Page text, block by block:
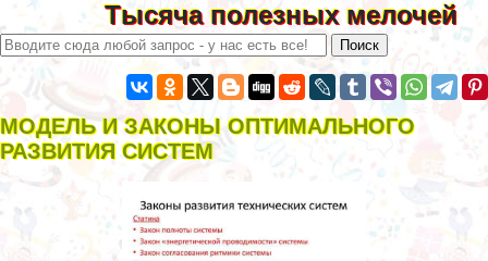
Тысяча полезных мелочей
МОДЕЛЬ И ЗАКОНЫ ОПТИМАЛЬНОГО
РАЗВИТИЯ СИСТЕМ